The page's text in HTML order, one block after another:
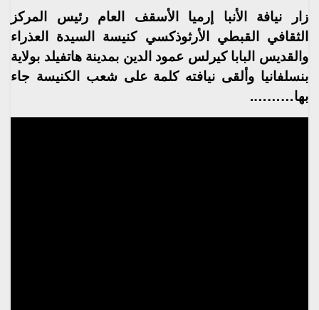
زار نيافة الأنبا إرميا الأسقف العام رئيس المركز
الثقافي القبطي الأرثوذكسي كنيسة السيدة العذراء
والقديس البابا كيرلس عمود الدين بمدينة هاتفيلد بولاية
بنسلفانيا وألقى نيافته كلمة على شعب الكنيسة جاء
بها……….